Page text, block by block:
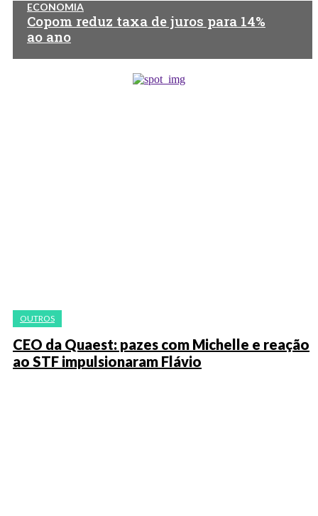
ECONOMIA
Copom reduz taxa de juros para 14%
ao ano
OUTROS
CEO da Quaest: pazes com Michelle e reação
ao STF impulsionaram Flávio